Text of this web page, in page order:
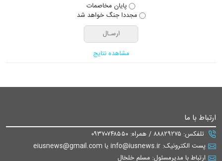
پایان مخاصمات
مجددا جنگ خواهد شد
مشاهده نتایج
ارتباط با ما
تلفکس: ۸۸۸۲۹۲۷۵ / همراه: ۰۹۳۷۰۷۴۸۵۵۰
پست الکترونیک: info@iusnews.ir یا eiusnews@gmail.com
ارتباط با مدیرمسئول: مسلم خلخال